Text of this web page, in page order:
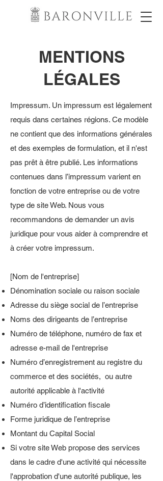
MENTIONS
LÉGALES
Impressum. Un impressum est légalement
requis dans certaines régions. Ce modèle
ne contient que des informations générales
et des exemples de formulation, et il n'est
pas prêt à être publié. Les informations
contenues dans l’impressum varient en
fonction de votre entreprise ou de votre
type de site Web. Nous vous
recommandons de demander un avis
juridique pour vous aider à comprendre et
à créer votre impressum.
[Nom de l'entreprise]
Dénomination sociale ou raison sociale
Adresse du siège social de l’entreprise
Noms des dirigeants de l’entreprise
Numéro de téléphone, numéro de fax et
adresse e-mail de l'entreprise
Numéro d’enregistrement au registre du
commerce et des sociétés, ou autre
autorité applicable à l'activité
Numéro d’identification fiscale
Forme juridique de l’entreprise
Montant du Capital Social
Si votre site Web propose des services
dans le cadre d'une activité qui nécessite
l'approbation d'une autorité publique, les